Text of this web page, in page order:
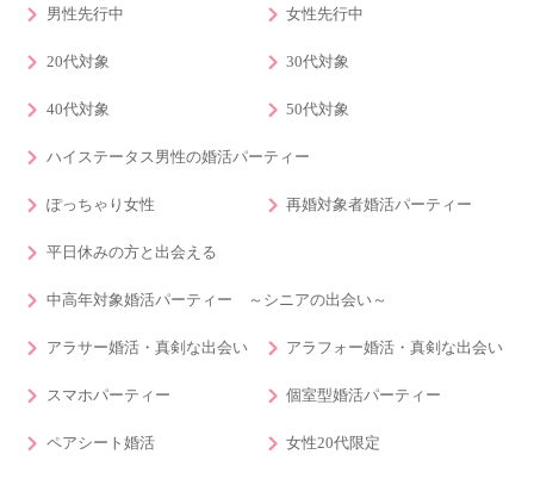
男性先行中 女性先行中
20代対象 30代対象
40代対象 50代対象
ハイステータス男性の婚活パーティー
ぽっちゃり女性 再婚対象者婚活パーティー
平日休みの方と出会える
中高年対象婚活パーティー ～シニアの出会い～
アラサー婚活・真剣な出会い アラフォー婚活・真剣な出会い
スマホパーティー 個室型婚活パーティー
ペアシート婚活 女性20代限定